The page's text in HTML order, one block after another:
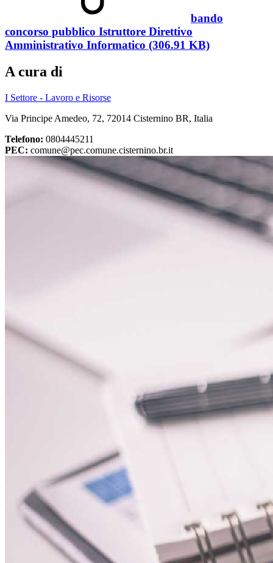
bando
concorso pubblico Istruttore Direttivo
Amministrativo Informatico (306.91 KB)
A cura di
I Settore - Lavoro e Risorse
Via Principe Amedeo, 72, 72014 Cisternino BR, Italia
Telefono: 0804445211
PEC: comune@pec.comune.cisternino.br.it